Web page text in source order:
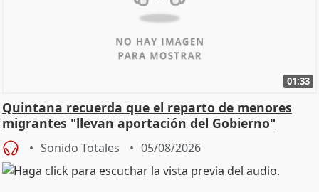
01:33
Quintana recuerda que el reparto de menores
migrantes "llevan aportación del Gobierno"
central
Sonido Totales 05/08/2026